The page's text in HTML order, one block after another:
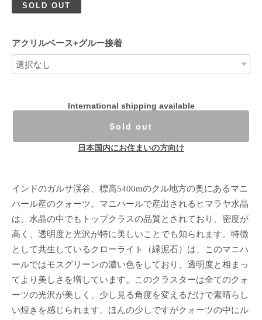
SOLD OUT
アクリルベース+グルー接着
International shipping available
Sold out
日本国内にお住まいの方向け
インドのガルサ渓谷、標高5400mのクル地方の奥にあるマニ
ハール産のクォーツ。マニハールで産出されるヒマラヤ水晶
は、水晶の中でもトップクラスの品質とされており、密度が
高く、透明度と光沢が特に美しいことでも知られます。特徴
として共生しているクローライト（緑泥石）は、このマニハ
ールではモスグリーンの濃い色をしており、透明度と相まっ
てより美しさを増しています。このクラスターは全てのクォ
ーツの光沢が美しく、少し見る角度を変えるだけで素晴らし
い煌きを感じられます。ほんの少しですがクォーツの中にル